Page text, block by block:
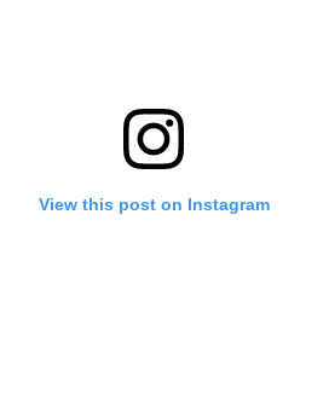
View this post on Instagram